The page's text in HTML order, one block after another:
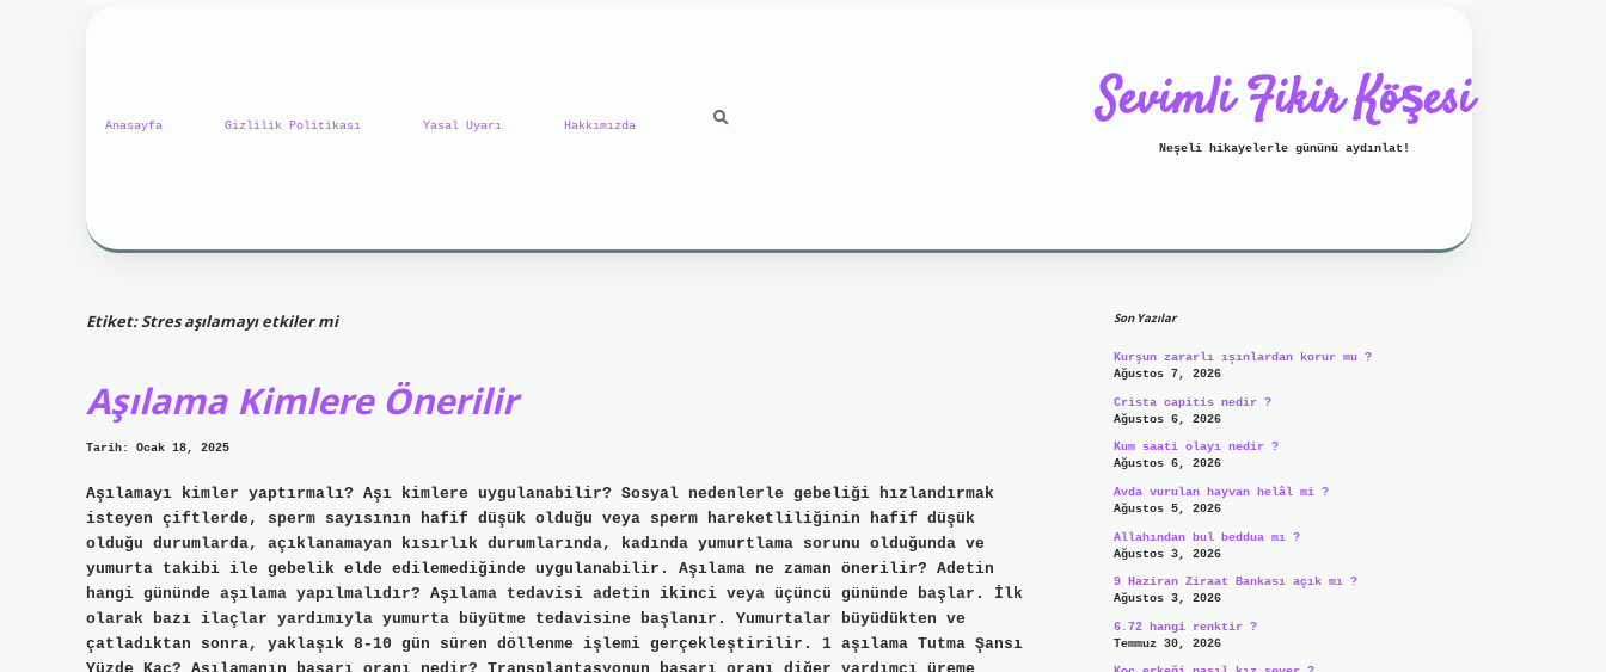
Anasayfa Gizlilik Politikası Yasal Uyarı Hakkımızda Sevimli Fikir Köşesi
Neşeli hikayelerle gününü aydınlat!
Etiket:Stres aşılamayı etkiler mi
Aşılama Kimlere Önerilir
Tarih: Ocak 18, 2025
Aşılamayı kimler yaptırmalı? Aşı kimlere uygulanabilir? Sosyal nedenlerle gebeliği hızlandırmak
isteyen çiftlerde, sperm sayısının hafif düşük olduğu veya sperm hareketliliğinin hafif düşük
olduğu durumlarda, açıklanamayan kısırlık durumlarında, kadında yumurtlama sorunu olduğunda ve
yumurta takibi ile gebelik elde edilemediğinde uygulanabilir. Aşılama ne zaman önerilir? Adetin
hangi gününde aşılama yapılmalıdır? Aşılama tedavisi adetin ikinci veya üçüncü gününde başlar. İlk
olarak bazı ilaçlar yardımıyla yumurta büyütme tedavisine başlanır. Yumurtalar büyüdükten ve
çatladıktan sonra, yaklaşık 8-10 gün süren döllenme işlemi gerçekleştirilir. 1 aşılama Tutma Şansı
Son Yazılar
Kurşun zararlı ışınlardan korur mu ?
Ağustos 7, 2026
Crista capitis nedir ?
Ağustos 6, 2026
Kum saati olayı nedir ?
Ağustos 6, 2026
Avda vurulan hayvan helâl mi ?
Ağustos 5, 2026
Allahından bul beddua mı ?
Ağustos 3, 2026
9 Haziran Ziraat Bankası açık mı ?
Ağustos 3, 2026
6.72 hangi renktir ?
Temmuz 30, 2026